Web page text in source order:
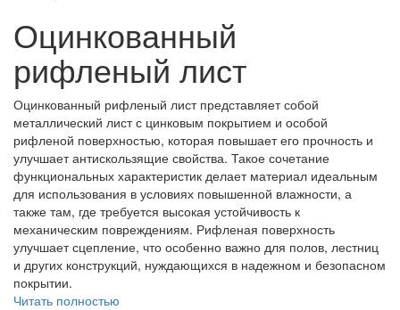
Оцинкованный
рифленый лист
Оцинкованный рифленый лист представляет собой
металлический лист с цинковым покрытием и особой
рифленой поверхностью, которая повышает его прочность и
улучшает антискользящие свойства. Такое сочетание
функциональных характеристик делает материал идеальным
для использования в условиях повышенной влажности, а
также там, где требуется высокая устойчивость к
механическим повреждениям. Рифленая поверхность
улучшает сцепление, что особенно важно для полов, лестниц
и других конструкций, нуждающихся в надежном и безопасном
покрытии.
Читать полностью